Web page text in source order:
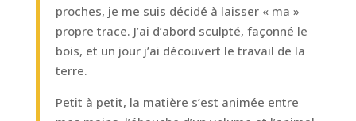
proches, je me suis décidé à laisser « ma »
propre trace. J’ai d’abord sculpté, façonné le
bois, et un jour j’ai découvert le travail de la
terre.
Petit à petit, la matière s’est animée entre